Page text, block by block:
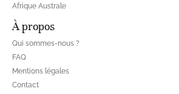
Afrique Australe
À propos
Qui sommes-nous ?
FAQ
Mentions légales
Contact